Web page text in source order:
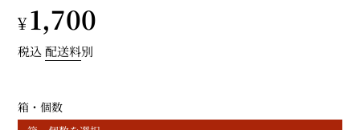
通
常
価
¥1,700
税込配送料別
箱・個数